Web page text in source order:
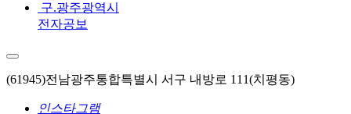
구.광주광역시
전자공보
(61945)전남광주통합특별시 서구 내방로 111(치평동)
인스타그램